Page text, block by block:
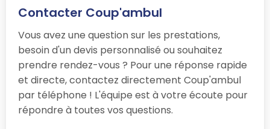
Contacter Coup'ambul
Vous avez une question sur les prestations,
besoin d'un devis personnalisé ou souhaitez
prendre rendez-vous ? Pour une réponse rapide
et directe, contactez directement Coup'ambul
par téléphone ! L'équipe est à votre écoute pour
répondre à toutes vos questions.